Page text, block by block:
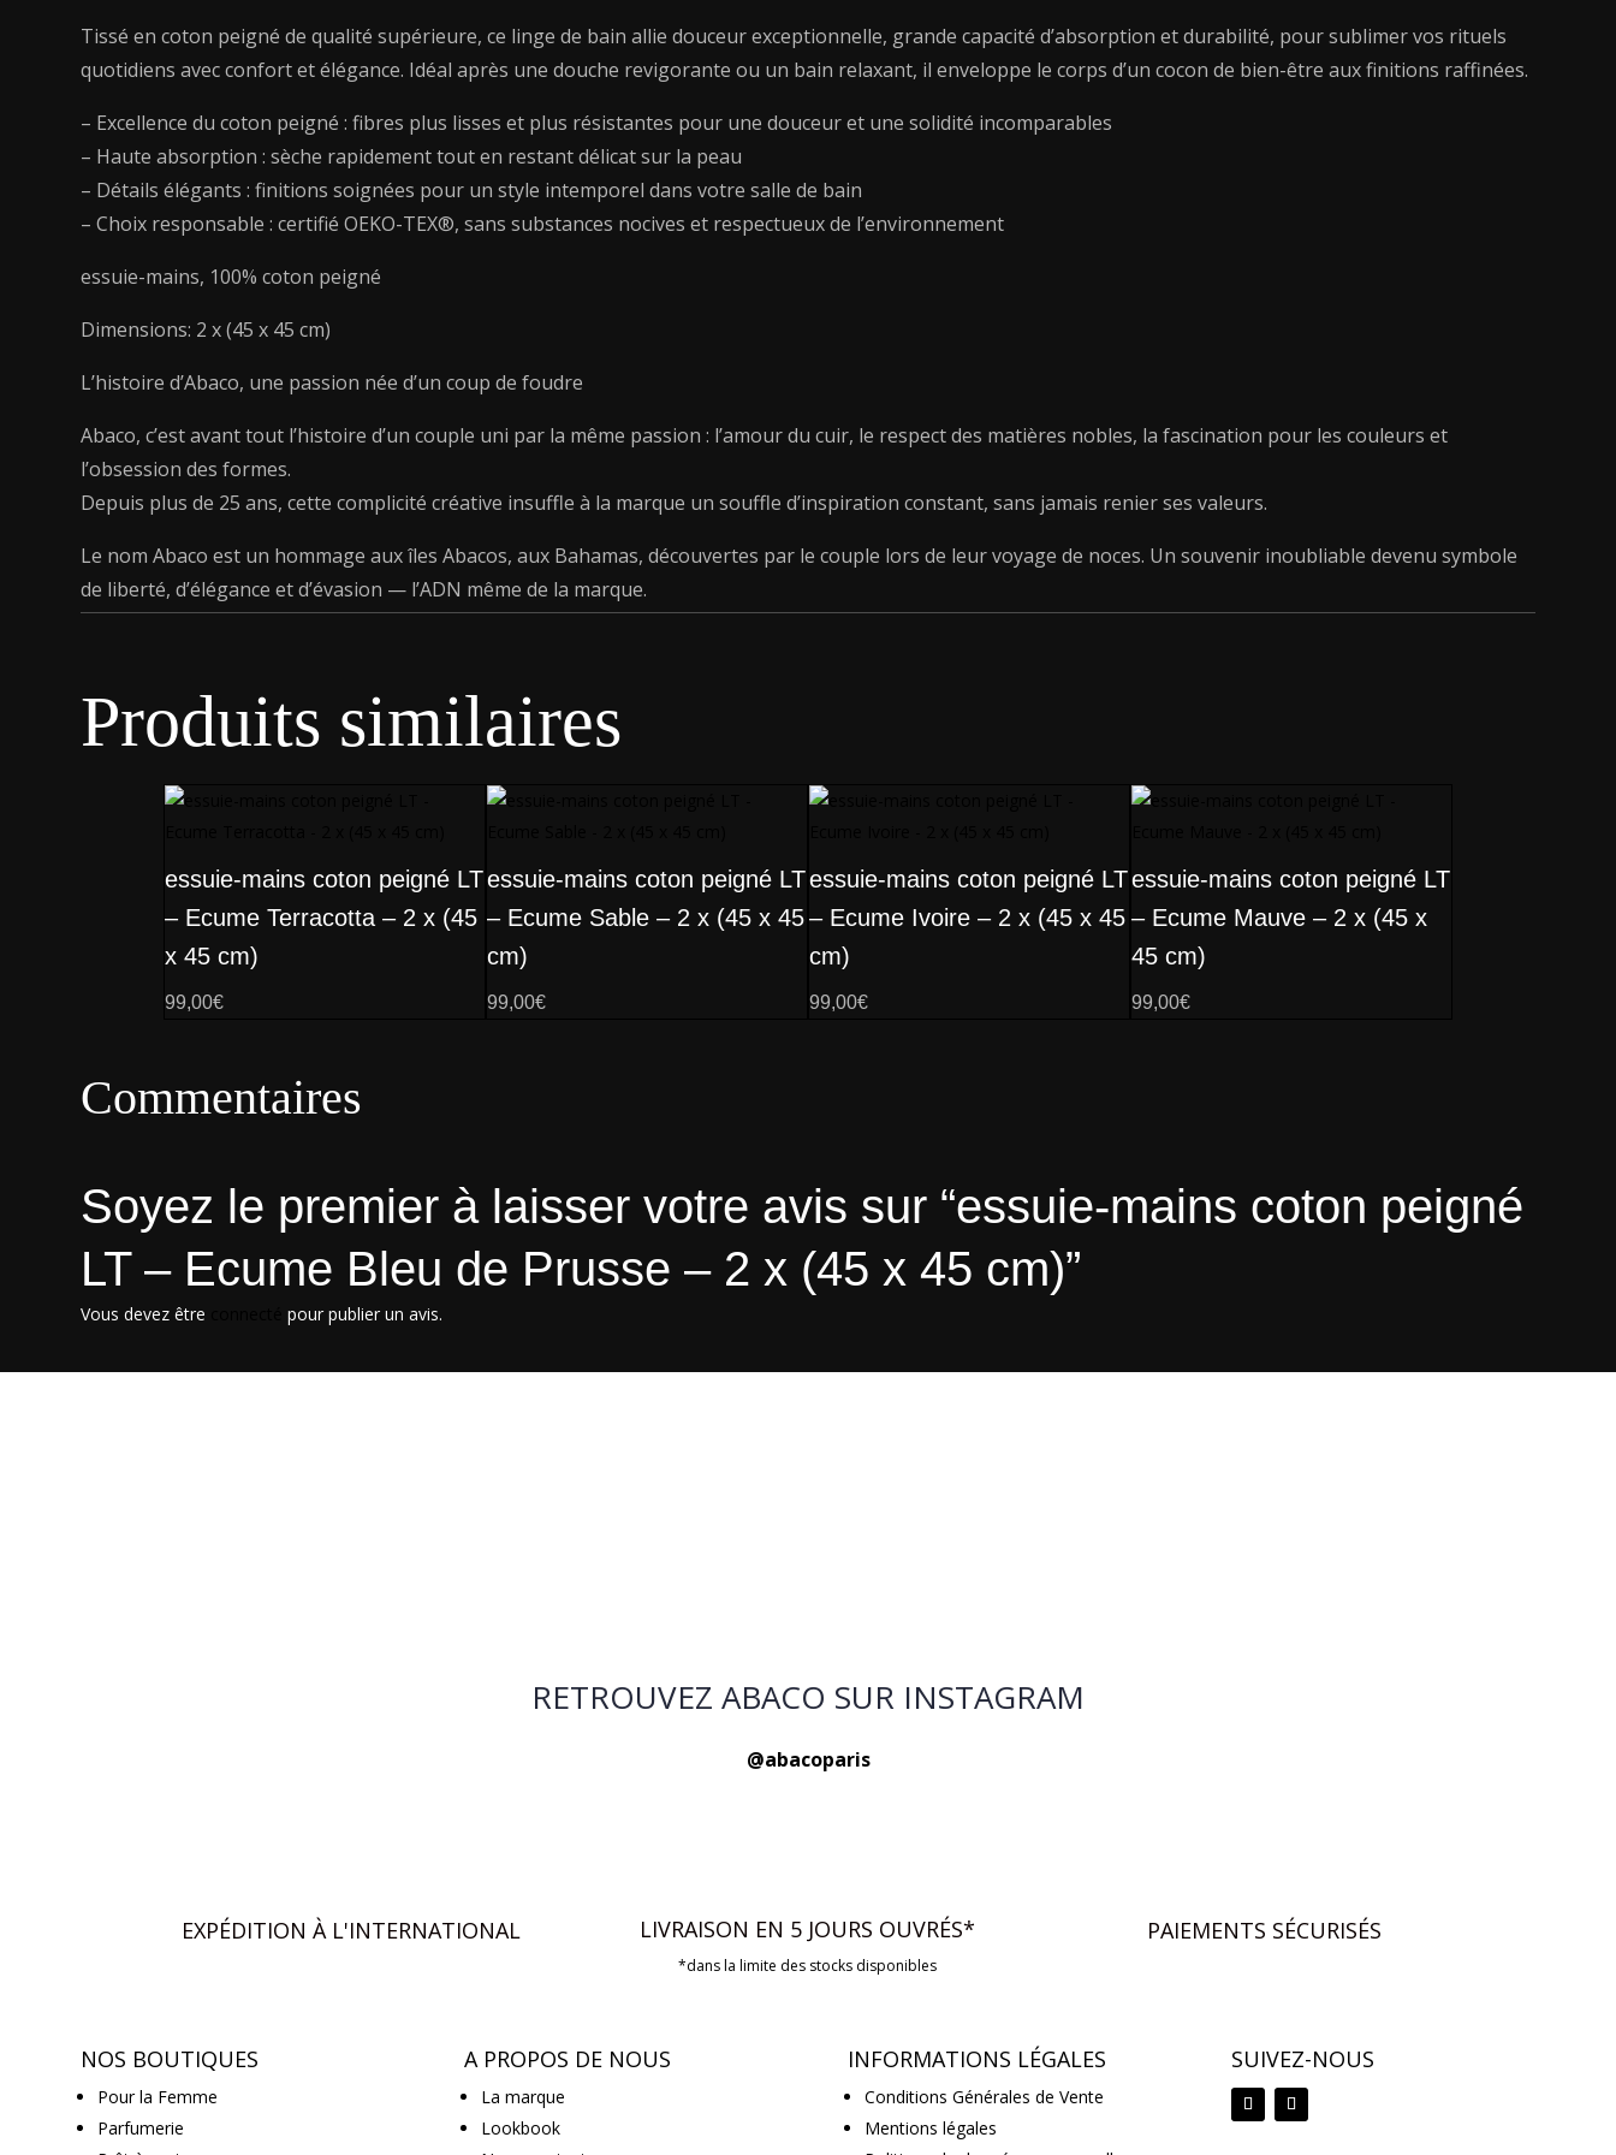
(45
45
Tissé en coton peigné de qualité supérieure, ce linge de bain allie douceur exceptionnelle, grande capacité d’absorption et durabilité, pour sublimer vos rituels
quotidiens avec confort et élégance. Idéal après une douche revigorante ou un bain relaxant, il enveloppe le corps d’un cocon de bien-être aux finitions raffinées.
– Excellence du coton peigné : fibres plus lisses et plus résistantes pour une douceur et une solidité incomparables
– Haute absorption : sèche rapidement tout en restant délicat sur la peau
– Détails élégants : finitions soignées pour un style intemporel dans votre salle de bain
– Choix responsable : certifié OEKO-TEX®, sans substances nocives et respectueux de l’environnement
essuie-mains, 100% coton peigné
Dimensions: 2 x (45 x 45 cm)
L’histoire d’Abaco, une passion née d’un coup de foudre
Abaco, c’est avant tout l’histoire d’un couple uni par la même passion : l’amour du cuir, le respect des matières nobles, la fascination pour les couleurs et
l’obsession des formes.
Depuis plus de 25 ans, cette complicité créative insuffle à la marque un souffle d’inspiration constant, sans jamais renier ses valeurs.
Le nom Abaco est un hommage aux îles Abacos, aux Bahamas, découvertes par le couple lors de leur voyage de noces. Un souvenir inoubliable devenu symbole
de liberté, d’élégance et d’évasion — l’ADN même de la marque.
Produits similaires
essuie-mains coton peigné LT
– Ecume Terracotta – 2 x (45
x 45 cm)
99,00€
essuie-mains coton peigné LT
– Ecume Sable – 2 x (45 x 45
cm)
99,00€
essuie-mains coton peigné LT
– Ecume Ivoire – 2 x (45 x 45
cm)
99,00€
essuie-mains coton peigné LT
– Ecume Mauve – 2 x (45 x
45 cm)
99,00€
Commentaires
Soyez le premier à laisser votre avis sur “essuie-mains coton peigné
LT – Ecume Bleu de Prusse – 2 x (45 x 45 cm)”
Vous devez être pour publier un avis.
RETROUVEZ ABACO SUR INSTAGRAM
@abacoparis
EXPÉDITION À L'INTERNATIONAL LIVRAISON EN 5 JOURS OUVRÉS*
*dans la limite des stocks disponibles
PAIEMENTS SÉCURISÉS
NOS BOUTIQUES
Pour la Femme
Parfumerie
A PROPOS DE NOUS
La marque
Lookbook
INFORMATIONS LÉGALES
Conditions Générales de Vente
Mentions légales
SUIVEZ-NOUS